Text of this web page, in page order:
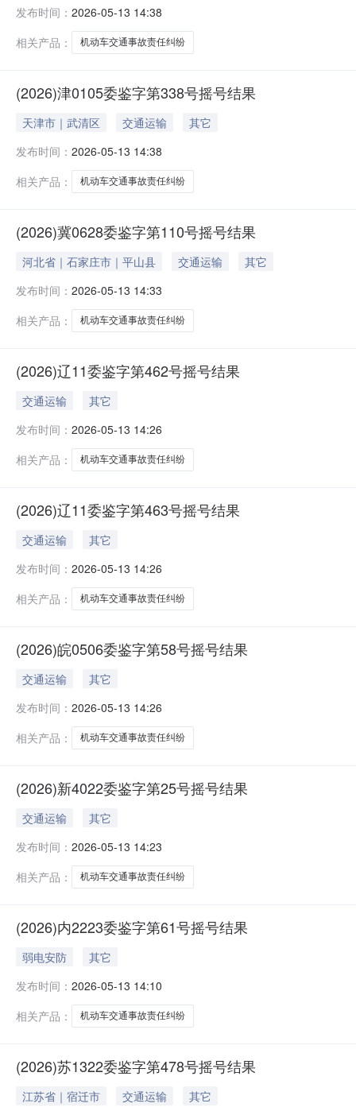
发布时间： 2026-05-13 14:38
相关产品：
机动车交通事故责任纠纷
(2026)津0105委鉴字第338号摇号结果
天津市｜武清区 交通运输
其它
发布时间： 2026-05-13 14:38
相关产品：
机动车交通事故责任纠纷
(2026)冀0628委鉴字第110号摇号结果
河北省｜石家庄市｜平山县 交通运输
其它
发布时间： 2026-05-13 14:33
相关产品：
机动车交通事故责任纠纷
(2026)辽11委鉴字第462号摇号结果
交通运输
其它
发布时间： 2026-05-13 14:26
相关产品：
机动车交通事故责任纠纷
(2026)辽11委鉴字第463号摇号结果
交通运输
其它
发布时间： 2026-05-13 14:26
相关产品：
机动车交通事故责任纠纷
(2026)皖0506委鉴字第58号摇号结果
交通运输
其它
发布时间： 2026-05-13 14:26
相关产品：
机动车交通事故责任纠纷
(2026)新4022委鉴字第25号摇号结果
交通运输
其它
发布时间： 2026-05-13 14:23
相关产品：
机动车交通事故责任纠纷
(2026)内2223委鉴字第61号摇号结果
弱电安防
其它
发布时间： 2026-05-13 14:10
相关产品：
机动车交通事故责任纠纷
(2026)苏1322委鉴字第478号摇号结果
江苏省｜宿迁市 交通运输
其它